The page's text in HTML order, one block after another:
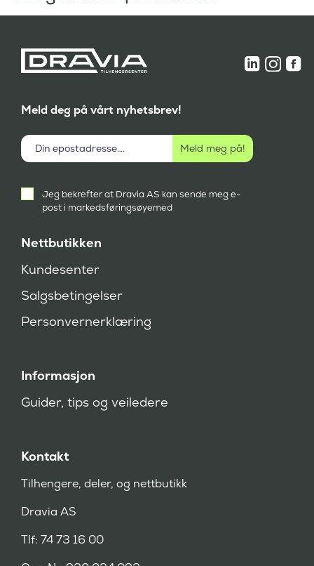
Nettbutikken
Kundesenter
Salgsbetingelser
Personvernerklæring
Informasjon
Guider, tips og veiledere
Meld deg på vårt nyhetsbrev!
samtykke
k
e
d
Jeg bekrefter at Dravia AS kan sende meg e-
post i markedsføringsøyemed
Kontakt
Tilhengere, deler, og nettbutikk
Dravia AS
Tlf: 74 73 16 00